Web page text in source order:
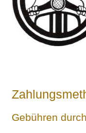
Gebühren